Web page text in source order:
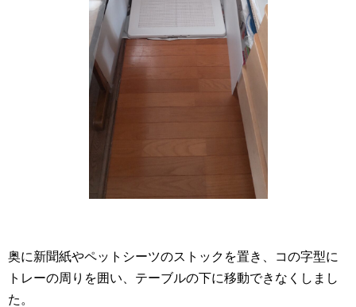
奥に新聞紙やペットシーツのストックを置き、コの字型に
トレーの周りを囲い、テーブルの下に移動できなくしまし
た。